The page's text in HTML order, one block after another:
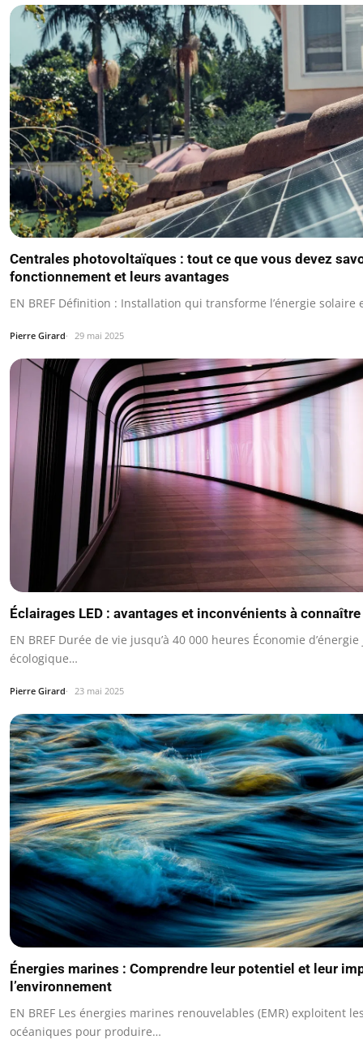
Centrales photovoltaïques : tout ce que vous devez
fonctionnement et leurs avantages
EN BREF Définition : Installation qui transforme l’énergie solaire
Pierre Girard 29 mai 2025
Éclairages LED : avantages et inconvénients à connaître
EN BREF Durée de vie jusqu’à 40 000 heures Économie d’énergie
écologique…
Pierre Girard 23 mai 2025
Énergies marines : Comprendre leur potentiel et leur
l’environnement
EN BREF Les énergies marines renouvelables (EMR) exploitent
océaniques pour produire…